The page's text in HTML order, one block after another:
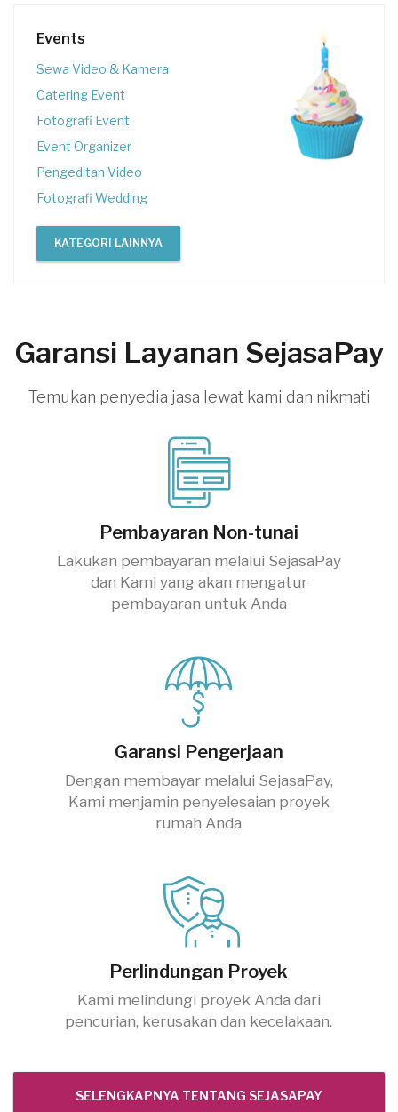
Events
Sewa Video & Kamera
Catering Event
Fotografi Event
Event Organizer
Pengeditan Video
Fotografi Wedding
KATEGORI LAINNYA
Garansi Layanan SejasaPay
Temukan penyedia jasa lewat kami dan nikmati
Pembayaran Non-tunai
Lakukan pembayaran melalui SejasaPay
dan Kami yang akan mengatur
pembayaran untuk Anda
Garansi Pengerjaan
Dengan membayar melalui SejasaPay,
Kami menjamin penyelesaian proyek
rumah Anda
Perlindungan Proyek
Kami melindungi proyek Anda dari
pencurian, kerusakan dan kecelakaan.
SELENGKAPNYA TENTANG SEJASAPAY